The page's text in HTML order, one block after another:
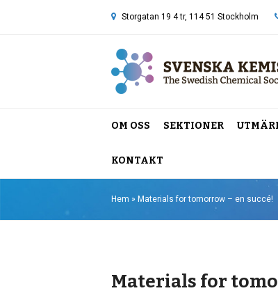
Storgatan 19 4 tr, 114 51 Stockholm
OM OSS SEKTIONER
KONTAKT
Hem » Materials for tomorrow – en succé!
Materials for